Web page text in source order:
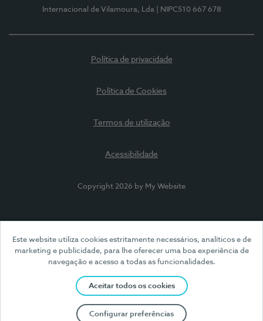
Este website utiliza cookies estritamente necessários, analíticos e de
marketing e publicidade, para lhe oferecer uma boa experiência de
navegação e acesso a todas as funcionalidades.
Aceitar todos os cookies
Configurar preferências
Internacional de Vilamoura, Lda
| NIPC510 667 678
Política de privacidade
Política de Cookies
Termos de utilização
Acessibilidade
Copyright 2026 by My Website